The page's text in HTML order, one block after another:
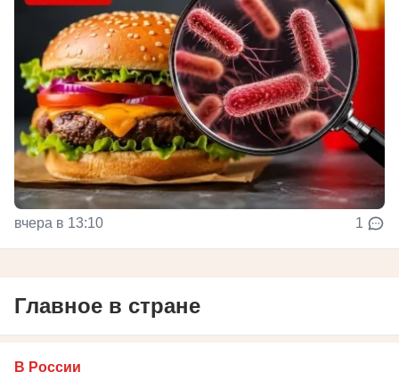
вчера в 13:10 1
Главное в стране
В России